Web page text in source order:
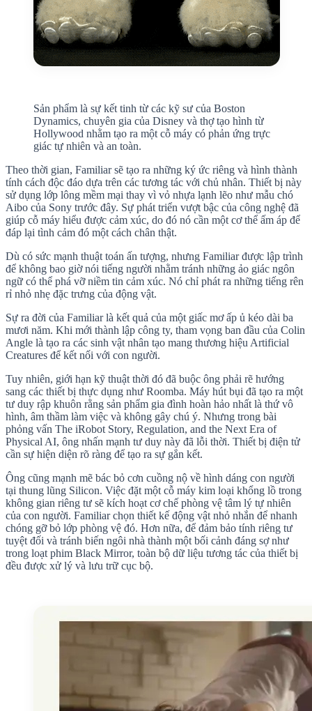
Sản phẩm là sự kết tinh từ các kỹ sư của Boston
Dynamics, chuyên gia của Disney và thợ tạo hình từ
Hollywood nhằm tạo ra một cỗ máy có phản ứng trực
giác tự nhiên và an toàn.
Theo thời gian, Familiar sẽ tạo ra những ký ức riêng và hình thành
tính cách độc đáo dựa trên các tương tác với chủ nhân. Thiết bị này
sử dụng lớp lông mềm mại thay vì vỏ nhựa lạnh lẽo như mẫu chó
Aibo của Sony trước đây. Sự phát triển vượt bậc của công nghệ đã
giúp cỗ máy hiểu được cảm xúc, do đó nó cần một cơ thể ấm áp để
đáp lại tình cảm đó một cách chân thật.
Dù có sức mạnh thuật toán ấn tượng, nhưng Familiar được lập trình
để không bao giờ nói tiếng người nhằm tránh những ảo giác ngôn
ngữ có thể phá vỡ niềm tin cảm xúc. Nó chỉ phát ra những tiếng rên
rỉ nhỏ nhẹ đặc trưng của động vật.
Sự ra đời của Familiar là kết quả của một giấc mơ ấp ủ kéo dài ba
mươi năm. Khi mới thành lập công ty, tham vọng ban đầu của Colin
Angle là tạo ra các sinh vật nhân tạo mang thương hiệu Artificial
Creatures để kết nối với con người.
Tuy nhiên, giới hạn kỹ thuật thời đó đã buộc ông phải rẽ hướng
sang các thiết bị thực dụng như Roomba. Máy hút bụi đã tạo ra một
tư duy rập khuôn rằng sản phẩm gia đình hoàn hảo nhất là thứ vô
hình, âm thầm làm việc và không gây chú ý. Nhưng trong bài
phỏng vấn The iRobot Story, Regulation, and the Next Era of
Physical AI, ông nhấn mạnh tư duy này đã lỗi thời. Thiết bị điện tử
cần sự hiện diện rõ ràng để tạo ra sự gắn kết.
Ông cũng mạnh mẽ bác bỏ cơn cuồng nộ về hình dáng con người
tại thung lũng Silicon. Việc đặt một cỗ máy kim loại khổng lồ trong
không gian riêng tư sẽ kích hoạt cơ chế phòng vệ tâm lý tự nhiên
của con người. Familiar chọn thiết kế động vật nhỏ nhắn để nhanh
chóng gỡ bỏ lớp phòng vệ đó. Hơn nữa, để đảm bảo tính riêng tư
tuyệt đối và tránh biến ngôi nhà thành một bối cảnh đáng sợ như
trong loạt phim Black Mirror, toàn bộ dữ liệu tương tác của thiết bị
đều được xử lý và lưu trữ cục bộ.